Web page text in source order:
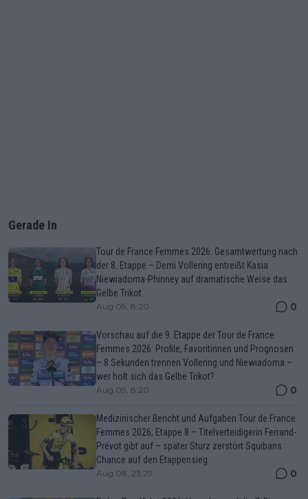
Gerade In
Tour de France Femmes 2026: Gesamtwertung nach
der 8. Etappe – Demi Vollering entreißt Kasia
Niewiadoma-Phinney auf dramatische Weise das
Gelbe Trikot
Aug 09, 8:20 0
Vorschau auf die 9. Etappe der Tour de France
Femmes 2026: Profile, Favoritinnen und Prognosen
– 8 Sekunden trennen Vollering und Niewiadoma –
wer holt sich das Gelbe Trikot?
Aug 09, 8:20 0
Medizinischer Bericht und Aufgaben Tour de France
Femmes 2026, Etappe 8 – Titelverteidigerin Ferrand-
Prévot gibt auf – später Sturz zerstört Squibans
Chance auf den Etappensieg
Aug 08, 23:29 0